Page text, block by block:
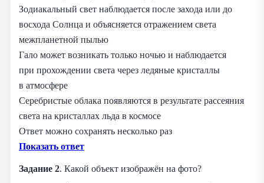
Зодиакальный свет наблюдается после захода или до
восхода Солнца и объясняется отражением света
межпланетной пылью
Гало может возникать только ночью и наблюдается
при прохождении света через ледяные кристаллы
в атмосфере
Серебристые облака появляются в результате рассеяния
света на кристаллах льда в космосе
Ответ можно сохранять несколько раз
Показать ответ
Задание 2. Какой объект изображён на фото?